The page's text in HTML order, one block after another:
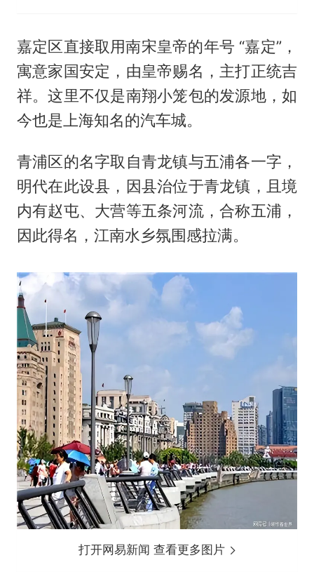
嘉定区直接取用南宋皇帝的年号 “嘉定”，
寓意家国安定，由皇帝赐名，主打正统吉
祥。这里不仅是南翔小笼包的发源地，如
今也是上海知名的汽车城。
青浦区的名字取自青龙镇与五浦各一字，
明代在此设县，因县治位于青龙镇，且境
内有赵屯、大营等五条河流，合称五浦，
因此得名，江南水乡氛围感拉满。
打开网易新闻 查看更多图片